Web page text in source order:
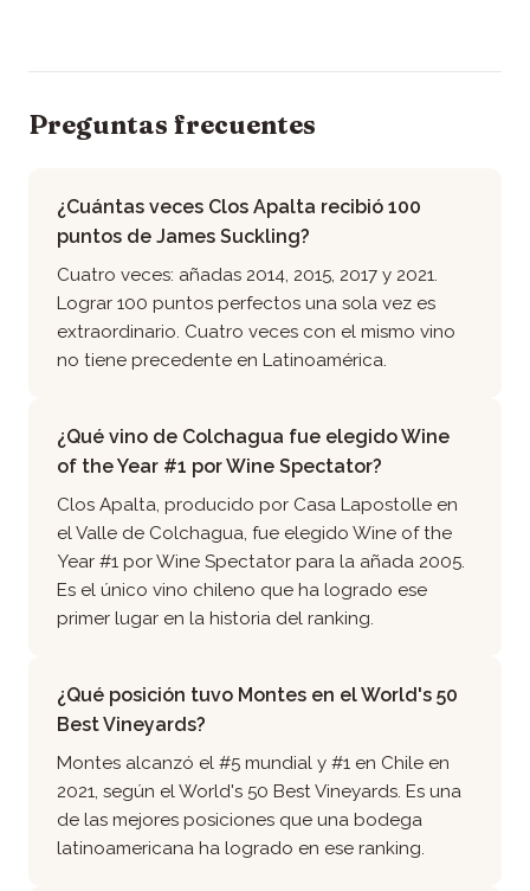
Preguntas frecuentes
¿Cuántas veces Clos Apalta recibió 100
puntos de James Suckling?
Cuatro veces: añadas 2014, 2015, 2017 y 2021.
Lograr 100 puntos perfectos una sola vez es
extraordinario. Cuatro veces con el mismo vino
no tiene precedente en Latinoamérica.
¿Qué vino de Colchagua fue elegido Wine
of the Year #1 por Wine Spectator?
Clos Apalta, producido por Casa Lapostolle en
el Valle de Colchagua, fue elegido Wine of the
Year #1 por Wine Spectator para la añada 2005.
Es el único vino chileno que ha logrado ese
primer lugar en la historia del ranking.
¿Qué posición tuvo Montes en el World's 50
Best Vineyards?
Montes alcanzó el #5 mundial y #1 en Chile en
2021, según el World's 50 Best Vineyards. Es una
de las mejores posiciones que una bodega
latinoamericana ha logrado en ese ranking.